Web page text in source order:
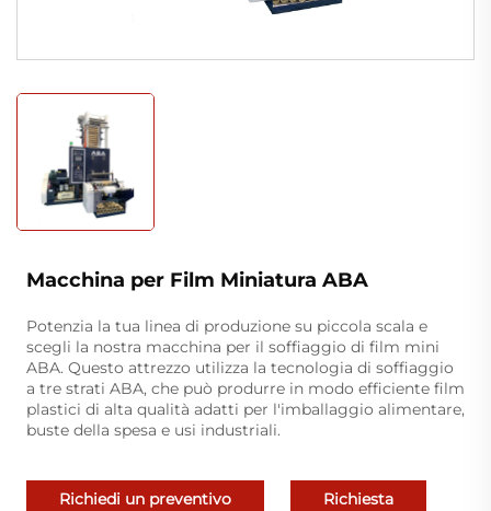
Macchina per Film Miniatura ABA
Potenzia la tua linea di produzione su piccola scala e
scegli la nostra macchina per il soffiaggio di film mini
ABA. Questo attrezzo utilizza la tecnologia di soffiaggio
a tre strati ABA, che può produrre in modo efficiente film
plastici di alta qualità adatti per l'imballaggio alimentare,
buste della spesa e usi industriali.
Richiedi un preventivo Richiesta